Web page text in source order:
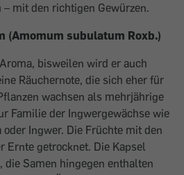
mit den richtigen Gewürzen.
(Amomum subulatum Roxb.)
bisweilen wird er auch
Räuchernote, die sich eher für
wachsen als mehrjährige
Familie der Ingwergewächse wie
Ingwer. Die Früchte mit den
Ernte getrocknet. Die Kapsel
Samen hingegen enthalten